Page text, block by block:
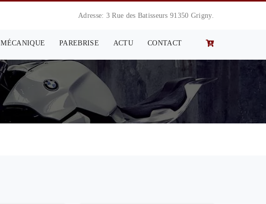
Adresse: 3 Rue des Batisseurs 91350 Grigny.
MÉCANIQUE PAREBRISE ACTU CONTACT